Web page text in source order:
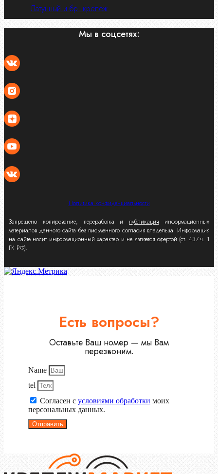
Латунный и бр. крепеж
Мы в соцсетях:
Политика конфиденциальности
Запрещено копирование, переработка и публикация информационных
материалов данного сайта без письменного согласия владельца. Информация
на сайте носит информационный характер и не является офертой (ст. 437 ч. 1
ГК РФ).
Есть вопросы?
Оставьте Ваш номер — мы Вам
перезвоним.
Name
tel
Согласен с условиями обработки моих
персональных данных.
Отправить